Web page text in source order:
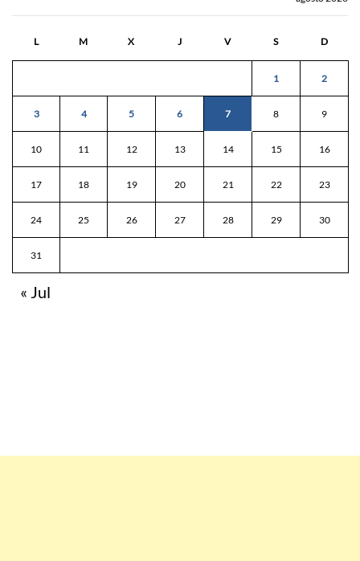
L M X J V S D
1 2
3 4 5 6 7 8 9
10 11 12 13 14 15 16
17 18 19 20 21 22 23
24 25 26 27 28 29 30
31
« Jul